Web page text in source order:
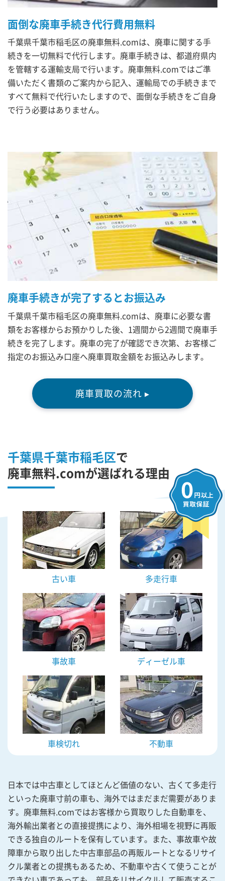
面倒な廃車手続き代行費用無料
千葉県千葉市稲毛区の廃車無料.comは、廃車に関する手
続きを一切無料で代行します。廃車手続きは、都道府県内
を管轄する運輸支局で行います。廃車無料.comではご準
備いただく書類のご案内から記入、運輸局での手続きまで
すべて無料で代行いたしますので、面倒な手続きをご自身
で行う必要はありません。
廃車手続きが完了するとお振込み
千葉県千葉市稲毛区の廃車無料.comは、廃車に必要な書
類をお客様からお預かりした後、1週間から2週間で廃車手
続きを完了します。廃車の完了が確認でき次第、お客様ご
指定のお振込み口座へ廃車買取金額をお振込みします。
廃車買取の流れ ▸
千葉県千葉市稲毛区で
廃車無料.comが選ばれる理由
古い車 多走行車
事故車 ディーゼル車
車検切れ 不動車
日本では中古車としてほとんど価値のない、古くて多走行
といった廃車寸前の車も、海外ではまだまだ需要がありま
す。廃車無料.comではお客様から買取りした自動車を、
海外輸出業者との直接提携により、海外相場を視野に再販
できる独自のルートを保有しています。また、事故車や故
障車から取り出した中古車部品の再販ルートとなるリサイ
クル業者との提携もあるため、不動車や古くて使うことが